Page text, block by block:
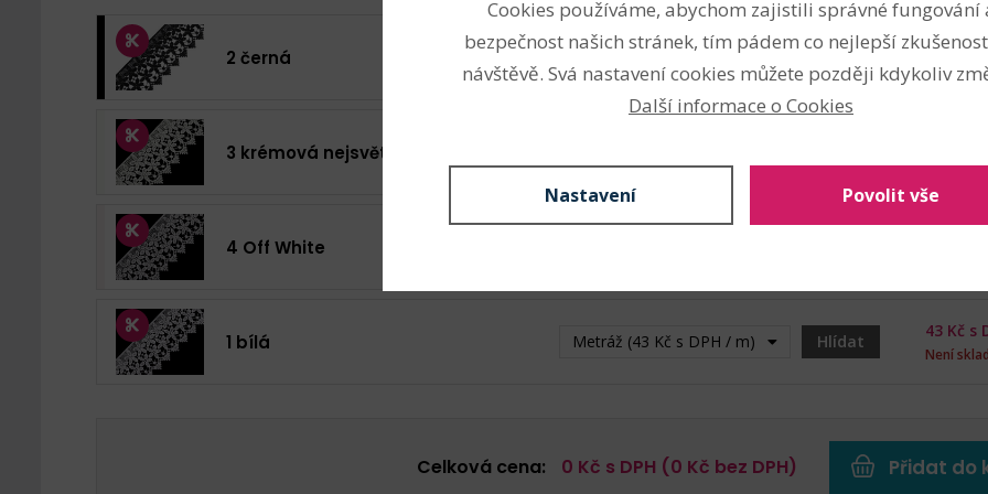
2 černá Metráž (43 Kč s DPH / m)
43Kč s
Skladem:
3 krémová nejsvět.
Skladem:
4 Off White
1 bílá Metráž (43 Kč s DPH / m) - Vyprodáno
Hlídat
43 Kč s
Není
Celková cena: 0 Kč s DPH (0 Kč bez DPH) Přidat do
Cookies používáme, abychom zajistili správné fungování
bezpečnost našich stránek, tím pádem co nejlepší
návštěvě. Svá nastavení cookies můžete později kdykoliv
Další informace o Cookies
Nastavení Povolit vše